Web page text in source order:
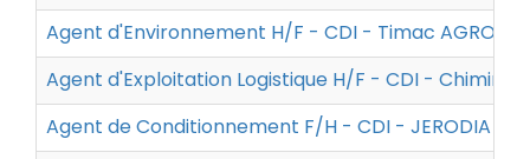
Agent d'Environnement H/F - CDI - Timac AGRO
Agent d'Exploitation Logistique H/F - CDI - Chimirec
Agent de Conditionnement F/H - CDI - JERODIA